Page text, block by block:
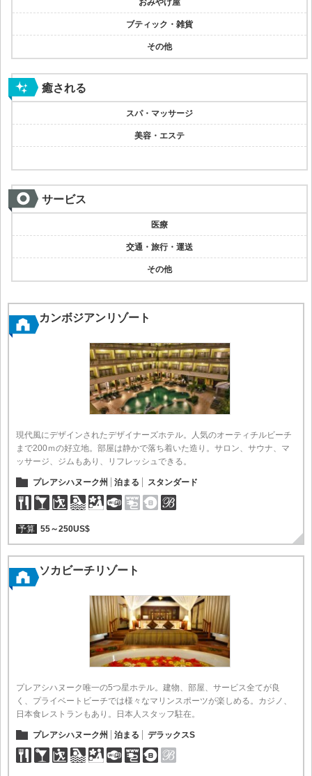
おみやげ屋
ブティック・雑貨
その他
癒される
スパ・マッサージ
美容・エステ
サービス
医療
交通・旅行・運送
その他
カンボジアンリゾート
現代風にデザインされたデザイナーズホテル。人気のオーティチルビーチ
まで200ｍの好立地。部屋は静かで落ち着いた造り。サロン、サウナ、マ
ッサージ、ジムもあり、リフレッシュできる。
プレアシハヌーク州 泊まる スタンダード
予算 55～250US$
ソカビーチリゾート
プレアシハヌーク唯一の5つ星ホテル。建物、部屋、サービス全てが良
く、プライベートビーチでは様々なマリンスポーツが楽しめる。カジノ、
日本食レストランもあり。日本人スタッフ駐在。
プレアシハヌーク州 泊まる デラックスS